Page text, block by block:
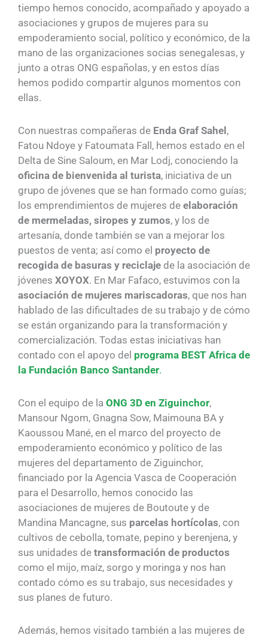
tiempo hemos conocido, acompañado y apoyado a
asociaciones y grupos de mujeres para su
empoderamiento social, político y económico, de la
mano de las organizaciones socias senegalesas, y
junto a otras ONG españolas, y en estos días
hemos podido compartir algunos momentos con
ellas.
Con nuestras compañeras de Enda Graf Sahel,
Fatou Ndoye y Fatoumata Fall, hemos estado en el
Delta de Sine Saloum, en Mar Lodj, conociendo la
oficina de bienvenida al turista, iniciativa de un
grupo de jóvenes que se han formado como guías;
los emprendimientos de mujeres de elaboración
de mermeladas, siropes y zumos, y los de
artesanía, donde también se van a mejorar los
puestos de venta; así como el proyecto de
recogida de basuras y reciclaje de la asociación de
jóvenes XOYOX. En Mar Fafaco, estuvimos con la
asociación de mujeres mariscadoras, que nos han
hablado de las dificultades de su trabajo y de cómo
se están organizando para la transformación y
comercialización. Todas estas iniciativas han
contado con el apoyo del programa BEST Africa de
la Fundación Banco Santander.
Con el equipo de la ONG 3D en Ziguinchor,
Mansour Ngom, Gnagna Sow, Maimouna BA y
Kaoussou Mané, en el marco del proyecto de
empoderamiento económico y político de las
mujeres del departamento de Ziguinchor,
financiado por la Agencia Vasca de Cooperación
para el Desarrollo, hemos conocido las
asociaciones de mujeres de Boutoute y de
Mandina Mancagne, sus parcelas hortícolas, con
cultivos de cebolla, tomate, pepino y berenjena, y
sus unidades de transformación de productos
como el mijo, maíz, sorgo y moringa y nos han
contado cómo es su trabajo, sus necesidades y
sus planes de futuro.
Además, hemos visitado también a las mujeres de